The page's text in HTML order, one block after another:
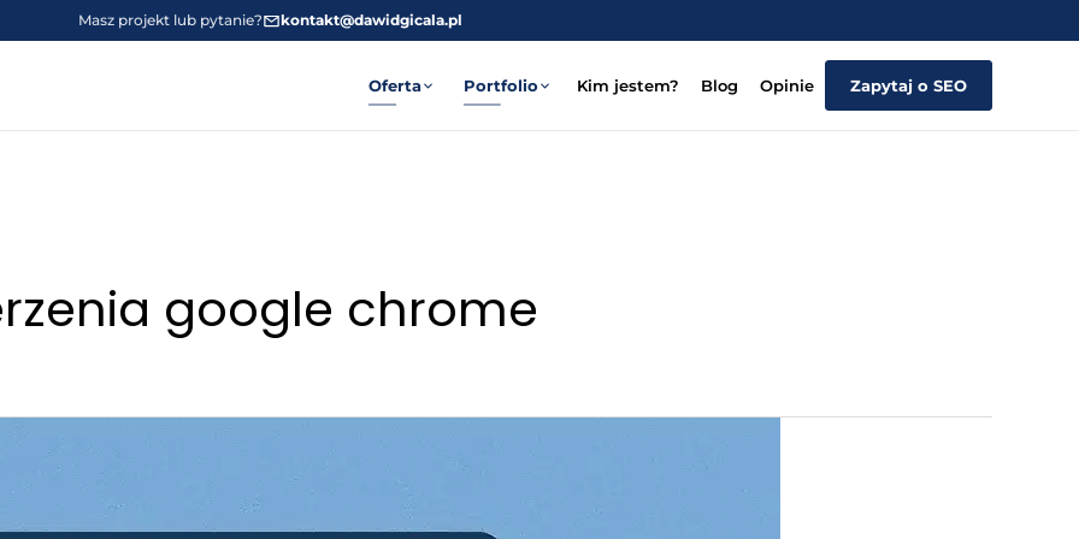
Masz projekt lub pytanie? kontakt@dawidgicala.pl
Oferta Portfolio Kim jestem? Blog Opinie Zapytaj o SEO
google chrome